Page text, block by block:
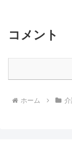
コメント
ホーム